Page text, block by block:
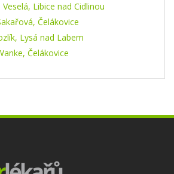
Libice nad Cidlinou
Čelákovice
Lysá nad Labem
Čelákovice